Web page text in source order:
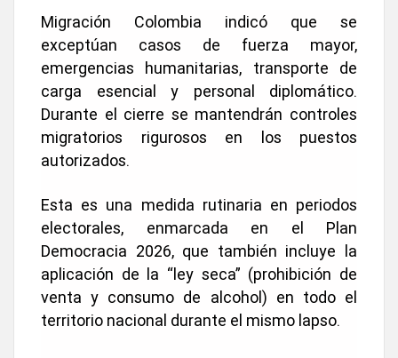
Migración Colombia indicó que se
exceptúan casos de fuerza mayor,
emergencias humanitarias, transporte de
carga esencial y personal diplomático.
Durante el cierre se mantendrán controles
migratorios rigurosos en los puestos
autorizados.
Esta es una medida rutinaria en periodos
electorales, enmarcada en el Plan
Democracia 2026, que también incluye la
aplicación de la “ley seca” (prohibición de
venta y consumo de alcohol) en todo el
territorio nacional durante el mismo lapso.